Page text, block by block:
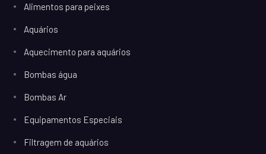
Alimentos para peixes
Aquários
Aquecimento para aquários
Bombas água
Bombas Ar
Equipamentos Especiais
Filtragem de aquários